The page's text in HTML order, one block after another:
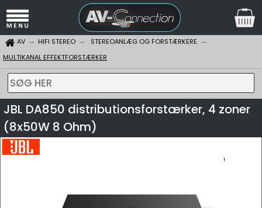
AV HIFI STEREO
STEREOANLÆG OG FORSTÆRKERE
MULTIKANAL EFFEKTFORSTÆRKER
SØG HER
JBL DA850 distributionsforstærker, 4 zoner
(8x50W 8 Ohm)